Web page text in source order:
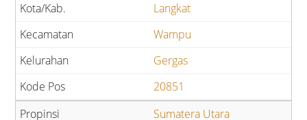
Langkat
Wampu
Gergas
20851
Sumatera Utara